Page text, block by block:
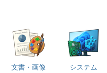
文書・画像 システム